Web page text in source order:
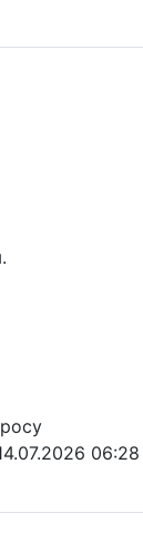
06:28